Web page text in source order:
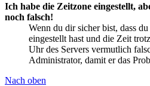
Ich habe die Zeitzone eingestellt,
noch falsch!
Wenn du dir sicher bist, dass
eingestellt hast und die Zeit
Uhr des Servers vermutlich
Administrator, damit er das
Nach oben